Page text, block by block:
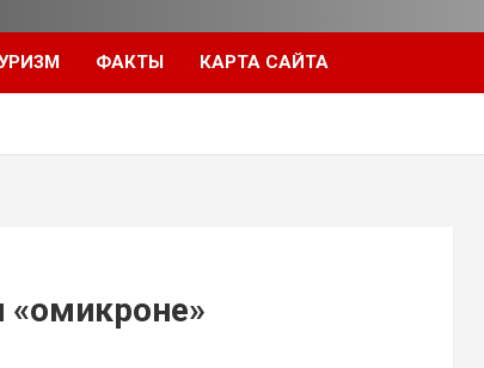
ФАКТЫ КАРТА САЙТА
«омикроне»